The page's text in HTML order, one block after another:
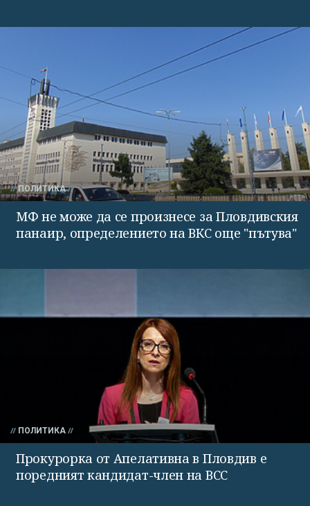
ПОЛИТИКА
МФ не може да се произнесе за Пловдивския
панаир, определението на ВКС още "пътува"
ПОЛИТИКА
Прокурорка от Апелативна в Пловдив е
поредният кандидат-член на ВСС